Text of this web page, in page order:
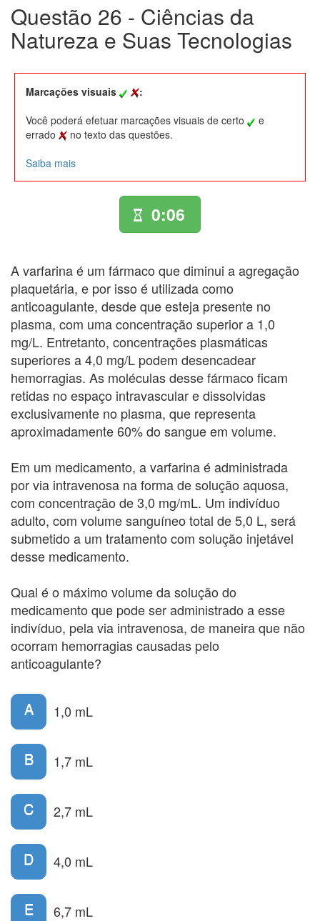
Questão 26 - Ciências da
Natureza e Suas Tecnologias
Marcações visuais
:
Você poderá efetuar marcações visuais de certo
e
errado
no texto das questões.
Saiba mais
0:06
A varfarina é um fármaco que diminui a agregação
plaquetária, e por isso é utilizada como
anticoagulante, desde que esteja presente no
plasma, com uma concentração superior a 1,0
mg/L. Entretanto, concentrações plasmáticas
superiores a 4,0 mg/L podem desencadear
hemorragias. As moléculas desse fármaco ficam
retidas no espaço intravascular e dissolvidas
exclusivamente no plasma, que representa
aproximadamente 60% do sangue em volume.
Em um medicamento, a varfarina é administrada
por via intravenosa na forma de solução aquosa,
com concentração de 3,0 mg/mL. Um indivíduo
adulto, com volume sanguíneo total de 5,0 L, será
submetido a um tratamento com solução injetável
desse medicamento.
Qual é o máximo volume da solução do
medicamento que pode ser administrado a esse
indivíduo, pela via intravenosa, de maneira que não
ocorram hemorragias causadas pelo
anticoagulante?
A 1,0 mL
B 1,7 mL
C 2,7 mL
D 4,0 mL
E 6,7 mL